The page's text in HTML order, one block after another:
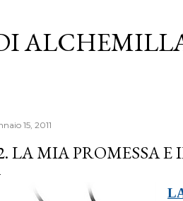
15, 2011
LA MIA PROMESSA E